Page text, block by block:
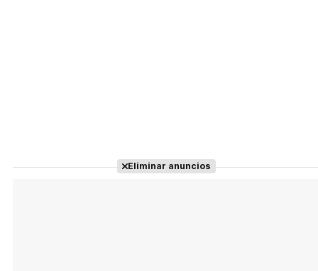
Eliminar anuncios